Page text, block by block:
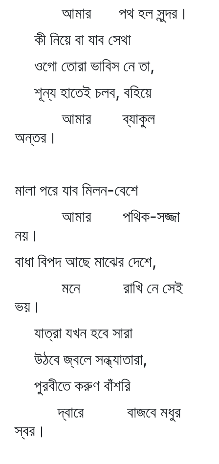
আমার পথ হল সুন্দর।
কী নিয়ে বা যাব সেথা
ওগো তোরা ভাবিস নে তা,
শূন্য হাতেই চলব, বহিয়ে
আমার ব্যাকুল
অন্তর।
মালা পরে যাব মিলন-বেশে
আমার পথিক-সজ্জা
নয়।
বাধা বিপদ আছে মাঝের দেশে,
মনে রাখি নে সেই
ভয়।
যাত্রা যখন হবে সারা
উঠবে জ্বলে সন্ধ্যাতারা,
পুরবীতে করুণ বাঁশরি
দ্বারে বাজবে মধুর
স্বর।